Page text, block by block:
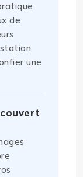
de
une